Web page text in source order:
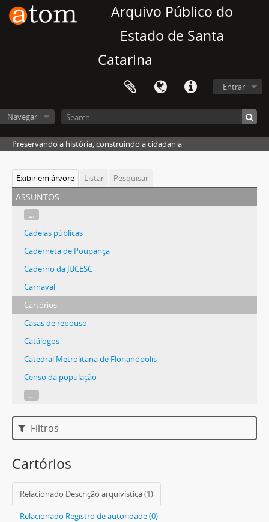
Arquivo Público do
Estado de Santa
Catarina
Entrar
Navegar
Preservando a história, construindo a cidadania
Exibir em árvore Listar Pesquisar
assuntos
...
Cadeias públicas
Caderneta de Poupança
Caderno da JUCESC
Carnaval
Cartórios
Casas de repouso
Catálogos
Catedral Metrolitana de Florianópolis
Censo da população
...
Filtros
Cartórios
Relacionado Descrição arquivística (1)
Relacionado Registro de autoridade (0)